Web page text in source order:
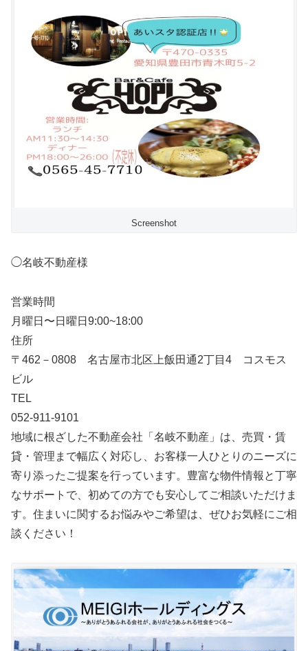
Screenshot
◯名岐不動産様
営業時間
月曜日〜日曜日9:00~18:00
住所
〒462－0808 名古屋市北区上飯田通2丁目4 コスモス
ビル
TEL
052-911-9101
地域に根ざした不動産会社「名岐不動産」は、売買・賃
貸・管理まで幅広く対応し、お客様一人ひとりのニーズに
寄り添ったご提案を行っています。豊富な物件情報と丁寧
なサポートで、初めての方でも安心してご相談いただけま
す。住まいに関するお悩みやご希望は、ぜひお気軽にご相
談ください！